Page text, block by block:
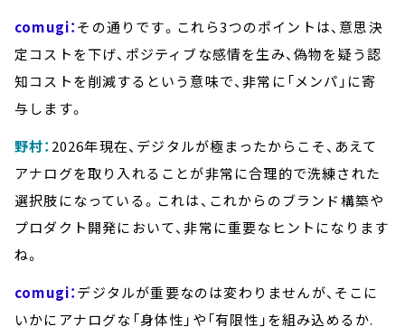
comugi：その通りです。これら3つのポイントは、意思決
定コストを下げ、ポジティブな感情を生み、偽物を疑う認
知コストを削減するという意味で、非常に「メンパ」に寄
与します。
野村： 2026年現在、デジタルが極まったからこそ、あえて
アナログを取り入れることが非常に合理的で洗練された
選択肢になっている。これは、これからのブランド構築や
プロダクト開発において、非常に重要なヒントになります
ね。
comugi：デジタルが重要なのは変わりませんが、そこに
いかにアナログな「身体性」や「有限性」を組み込めるか.